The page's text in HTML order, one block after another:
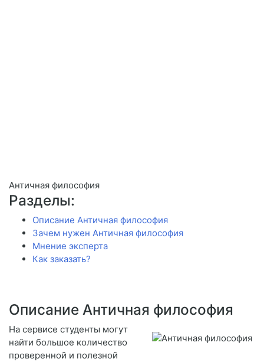
Античная философия
Разделы:
Описание Античная философия
Зачем нужен Античная философия
Мнение эксперта
Как заказать?
Описание Античная философия
На сервисе студенты могут
найти большое количество
проверенной и полезной